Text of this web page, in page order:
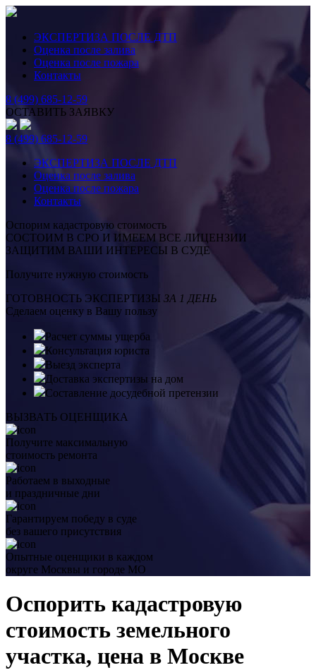
ЭКСПЕРТИЗА ПОСЛЕ ДТП
Оценка после залива
Оценка после пожара
Контакты
8 (499) 685-12-59
ОСТАВИТЬ ЗАЯВКУ
8 (499) 685-12-59
ЭКСПЕРТИЗА ПОСЛЕ ДТП
Оценка после залива
Оценка после пожара
Контакты
Оспорим кадастровую стоимость
СОСТОИМ В СРО И ИМЕЕМ ВСЕ ЛИЦЕНЗИИ
ЗАЩИТИМ ВАШИ ИНТЕРЕСЫ В СУДЕ
Получите нужную стоимость
ГОТОВНОСТЬ ЭКСПЕРТИЗЫ ЗА 1 ДЕНЬ
Сделаем оценку в Вашу пользу
Расчет суммы ущерба
Консультация юриста
Выезд эксперта
Доставка экспертизы на дом
Составление досудебной претензии
ВЫЗВАТЬ ОЦЕНЩИКА
Получите максимальную
стоимость ремонта
Работаем в выходные
и праздничные дни
Гарантируем победу в суде
без вашего присутствия
Опытные оценщики в каждом
округе Москвы и городе МО
Оспорить кадастровую
стоимость земельного
участка, цена в Москве